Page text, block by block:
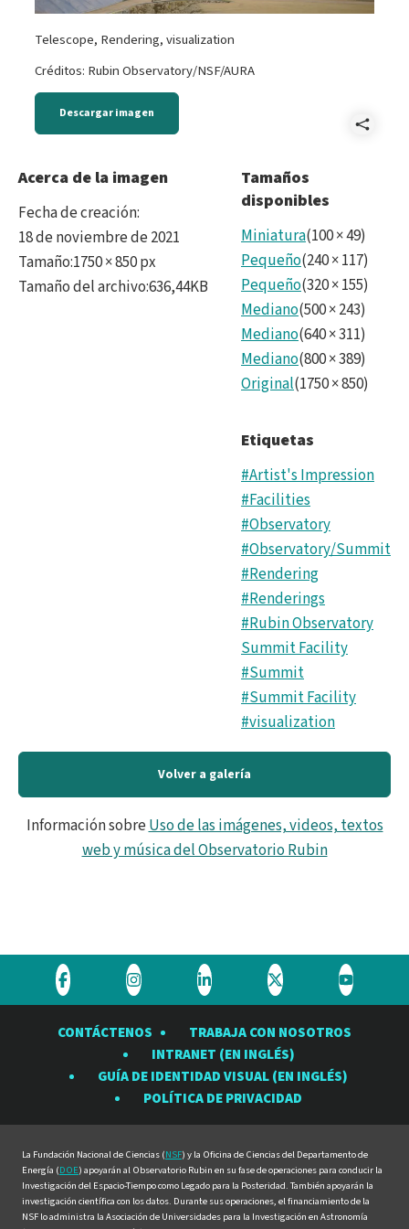
Telescope, Rendering, visualization
Créditos: Rubin Observatory/NSF/AURA
Descargar imagen
Acerca de la imagen
Fecha de creación:
18 de noviembre de 2021
Tamaño:1750 × 850 px
Tamaño del archivo:636,44KB
Tamaños
disponibles
Miniatura(100×49)
Pequeño(240×117)
Pequeño(320×155)
Mediano(500×243)
Mediano(640×311)
Mediano(800×389)
Original(1750×850)
Etiquetas
#Artist's Impression
#Facilities
#Observatory
#Observatory/Summit
#Rendering
#Renderings
#Rubin Observatory
Summit Facility
#Summit
#Summit Facility
#visualization
Volver a galería
Información sobreUso de las imágenes, videos, textos
web y música del Observatorio Rubin
Visite
Observatorio
Visite
Observatorio
Rubin
en
Visite
Observatorio
Rubin
en
Visite
Observatorio
Rubin
en
Visite
Rubin
en
CONTÁCTENOS
TRABAJA CON NOSOTROS
INTRANET (EN INGLÉS)
GUÍA DE IDENTIDAD VISUAL (EN INGLÉS)
POLÍTICA DE PRIVACIDAD
La Fundación Nacional de Ciencias (NSF) y la Oficina de Ciencias del Departamento de
Energía (DOE) apoyarán al Observatorio Rubin en su fase de operaciones para conducir la
Investigación del Espacio-Tiempo como Legado para la Posteridad. También apoyarán la
investigación científica con los datos. Durante sus operaciones, el financiamiento de la
NSF lo administra la Asociación de Universidades para la Investigación en Astronomía